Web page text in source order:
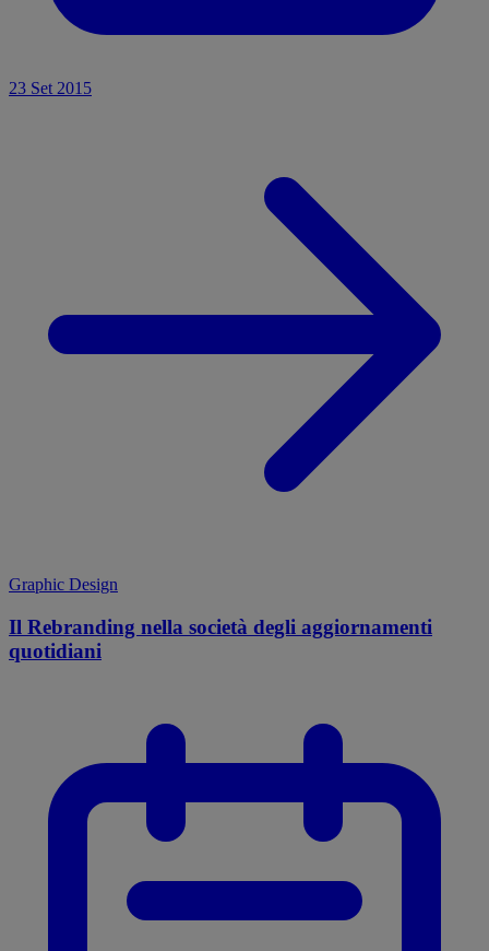
23 Set 2015
Graphic Design
Il Rebranding nella società degli aggiornamenti
quotidiani